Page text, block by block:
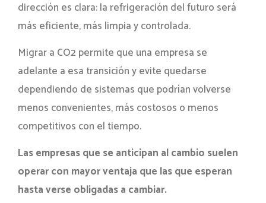
dirección es clara: la refrigeración del futuro será
más eficiente, más limpia y controlada.
Migrar a CO2 permite que una empresa se
adelante a esa transición y evite quedarse
dependiendo de sistemas que podrían volverse
menos convenientes, más costosos o menos
competitivos con el tiempo.
Las empresas que se anticipan al cambio suelen
operar con mayor ventaja que las que esperan
hasta verse obligadas a cambiar.